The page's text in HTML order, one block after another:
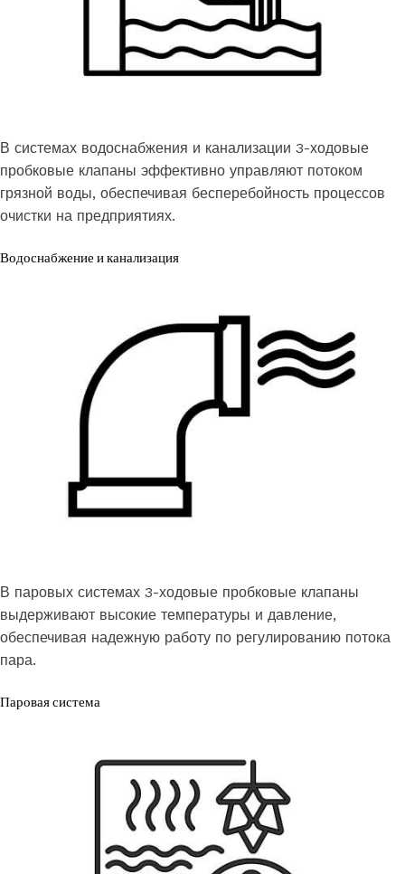
В системах водоснабжения и канализации 3-ходовые
пробковые клапаны эффективно управляют потоком
грязной воды, обеспечивая бесперебойность процессов
очистки на предприятиях.
Водоснабжение и канализация
В паровых системах 3-ходовые пробковые клапаны
выдерживают высокие температуры и давление,
обеспечивая надежную работу по регулированию потока
пара.
Паровая система